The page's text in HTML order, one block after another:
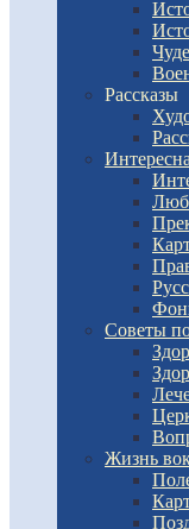
Рассказы
Советы
Жизнь